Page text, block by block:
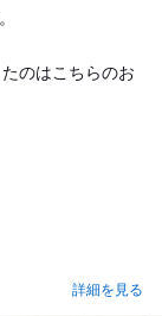
のはこちらのお
詳細を見る